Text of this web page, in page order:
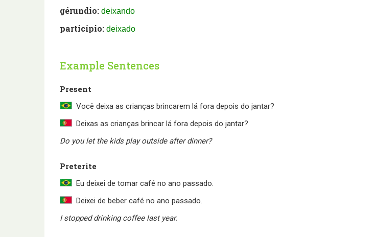
gérundio: deixando
particípio: deixado
Example Sentences
Present
Você deixa as crianças brincarem lá fora depois do jantar?
Deixas as crianças brincar lá fora depois do jantar?
Do you let the kids play outside after dinner?
Preterite
Eu deixei de tomar café no ano passado.
Deixei de beber café no ano passado.
I stopped drinking coffee last year.